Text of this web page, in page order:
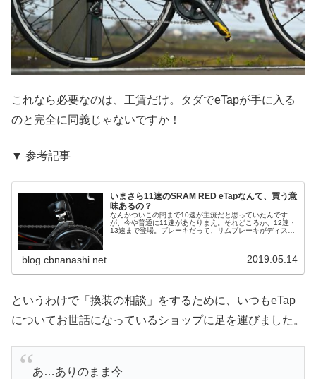
これなら必要なのは、工賃だけ。タダでeTapが手に入る
のと完全に同義じゃないですか！
▼ 参考記事
いまさら11速のSRAM RED eTapなんて、買う意
味あるの？
なんかついこの間まで10速が主流だと思っていたんです
が、今や普通に11速があたりまえ。それどころか、12速・
13速まで登場。ブレーキだって、リムブレーキがディスク
blog.cbnanashi.net 2019.05.14
というわけで「換装の相談」をするために、いつもeTap
についてお世話になっているショップに足を運びました。
あ…ありのまま今